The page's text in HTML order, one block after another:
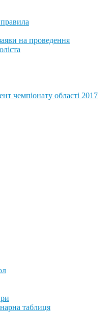
на проведення
чемпіонату області 2017
таблиця